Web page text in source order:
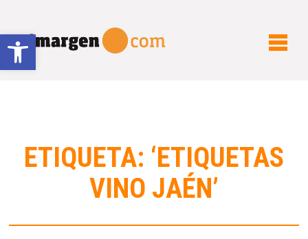
Abrir barra de herramientas
ETIQUETA: ‘ETIQUETAS
VINO JAÉN’